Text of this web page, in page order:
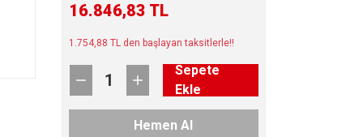
16.846,83 TL
1.754,88 TL den başlayan taksitlerle!!
Sepete
Ekle
Hemen Al